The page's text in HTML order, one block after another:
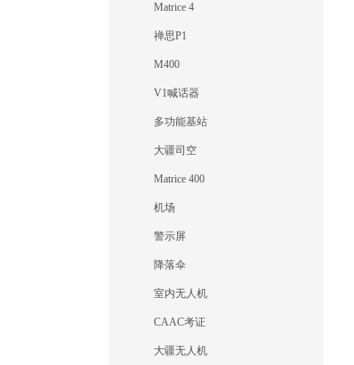
Matrice 4
禅思P1
M400
V1喊话器
多功能基站
大疆司空
Matrice 400
机场
警示屏
降落伞
室内无人机
CAAC考证
大疆无人机